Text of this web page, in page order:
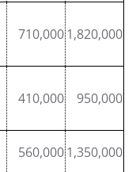
710,0001,820,000
410,000 950,000
560,0001,350,000